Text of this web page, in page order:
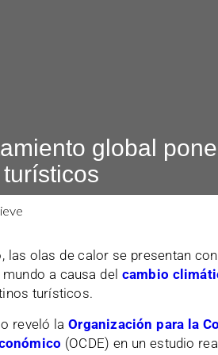
global
las olas de calor se presentan
a causa del cambio
turísticos.
reveló laOrganización para la
(OCDE) en un estudio